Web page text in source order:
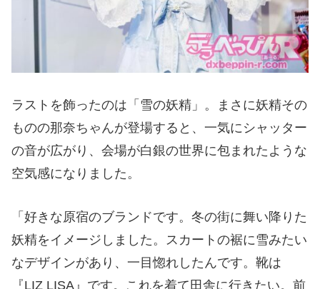
ラストを飾ったのは「雪の妖精」。まさに妖精その
ものの那奈ちゃんが登場すると、一気にシャッター
の音が広がり、会場が白銀の世界に包まれたような
空気感になりました。
「好きな原宿のブランドです。冬の街に舞い降りた
妖精をイメージしました。スカートの裾に雪みたい
なデザインがあり、一目惚れしたんです。靴は
『LIZ LISA』です。これを着て田舎に行きたい。前